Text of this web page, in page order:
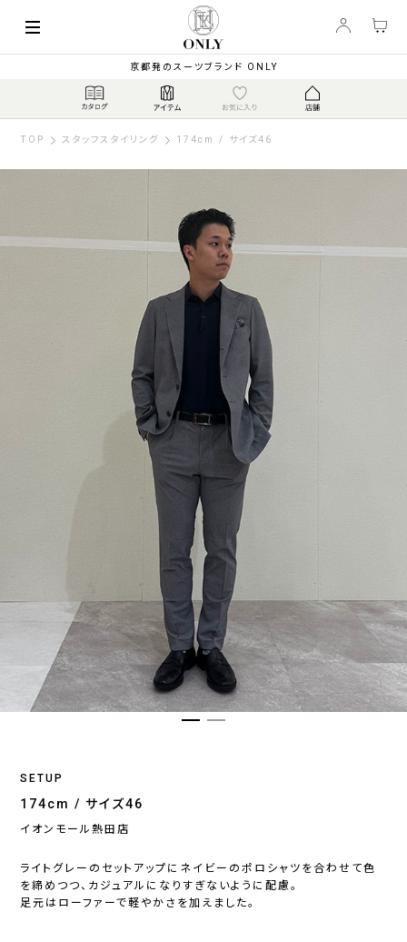
京都発のスーツブランド ONLY
TOP スタッフスタイリング 174cm / サイズ46
SETUP
174cm / サイズ46
イオンモール熱田店
ライトグレーのセットアップにネイビーのポロシャツを合わせて色
を締めつつ、カジュアルになりすぎないように配慮。
足元はローファーで軽やかさを加えました。